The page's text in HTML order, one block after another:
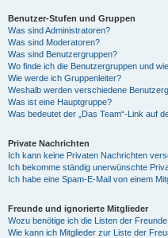
Benutzer-Stufen und Gruppen
Was sind Administratoren?
Was sind Moderatoren?
Was sind Benutzergruppen?
Wo finde ich die Benutzergruppen und
Wie werde ich Gruppenleiter?
Weshalb werden verschiedene
Was ist eine Hauptgruppe?
Was bedeutet der „Das Team“-Link auf
Private Nachrichten
Ich kann keine Privaten Nachrichten
Ich bekomme ständig unerwünschte
Ich habe eine Spam-E-Mail von einem
Freunde und ignorierte Mitglieder
Wozu benötige ich die Listen der
Wie kann ich Mitglieder zur Liste der